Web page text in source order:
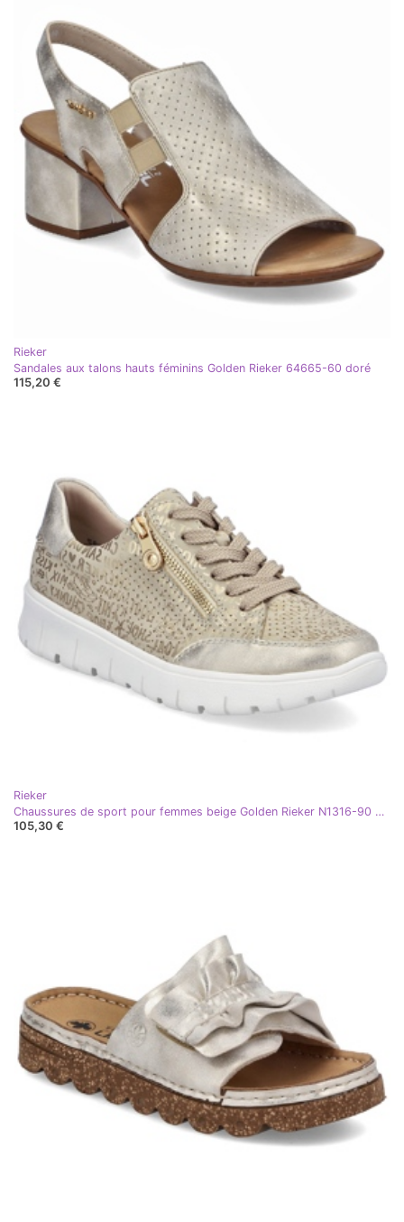
Rieker
Sandales aux talons hauts féminins Golden Rieker 64665-60 doré
115,20 €
Rieker
Chaussures de sport pour femmes beige Golden Rieker N1316-90 doré
105,30 €